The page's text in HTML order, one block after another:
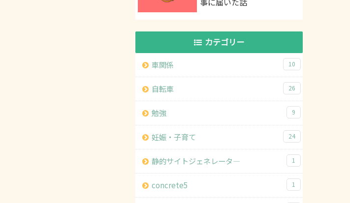
カテゴリー
車関係 10
自転車 26
勉強 9
妊娠・子育て 24
静的サイトジェネレータ― 1
concrete5 1